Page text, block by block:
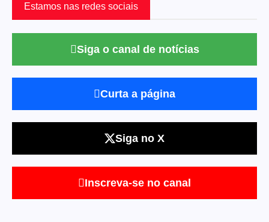
Estamos nas redes sociais
Siga o canal de notícias
Curta a página
Siga no X
Inscreva-se no canal